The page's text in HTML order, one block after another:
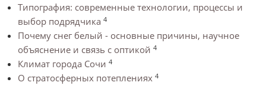
Типография: современные технологии, процессы и
выбор подрядчика 4
Почему снег белый - основные причины, научное
объяснение и связь с оптикой 4
Климат города Сочи 4
О стратосферных потеплениях 4